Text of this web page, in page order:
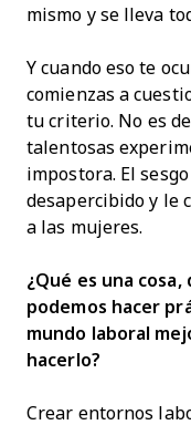
mismo y se lleva
Y cuando eso te
comienzas a
tu criterio. No es
talentosas
impostora. El
desapercibido y le
a las mujeres.
¿Qué es una
podemos hacer
mundo laboral
hacerlo?
Crear entornos